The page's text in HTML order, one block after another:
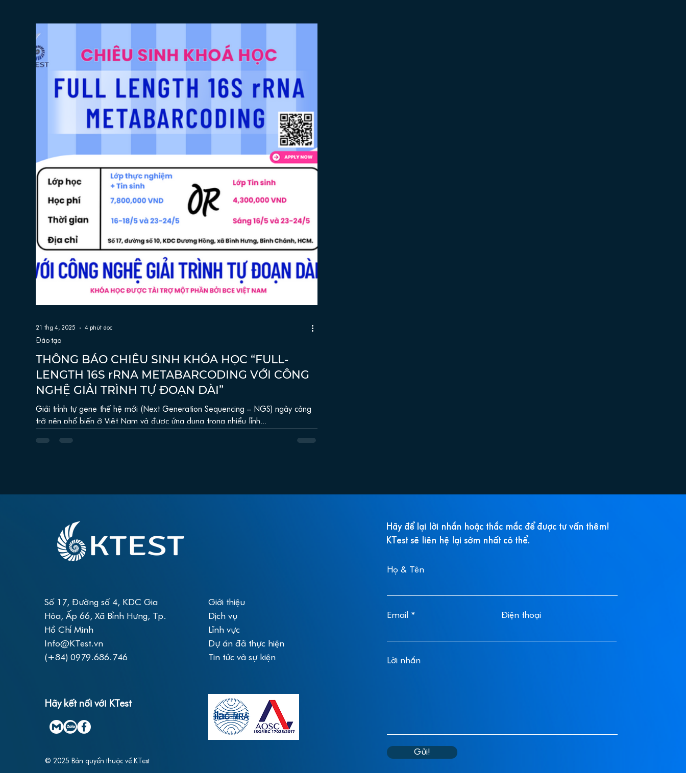
THÔNG BÁO CHIÊU SINH KHÓA HỌC “FULL-
LENGTH 16S rRNA METABARCODING VỚI CÔNG
NGHỆ GIẢI TRÌNH TỰ ĐOẠN DÀI”
Giải trình tự gene thế hệ mới (Next Generation Sequencing – NGS) ngày càng
trở nên phổ biến ở Việt Nam và được ứng dụng trong nhiều lĩnh...
Đào tạo
21 thg 4, 2025 4 phút đọc
Số 17, Đường số 4, KDC Gia
Hòa, Ấp 66, Xã Bình Hưng, Tp.
Hồ Chí Minh
Info@KTest.vn
(+84) 0979.686.746
Hãy kết nối với KTest
Giới thiệu
Dịch vụ
Lĩnh vực
Dự án đã thực hiện
Tin tức và sự kiện
© 2025 Bản quyền thuộc về KTest
Hãy để lại lời nhắn hoặc thắc mắc để được tư vấn thêm!
KTest sẽ liên hệ lại sớm nhất có thể.
Họ & Tên
Email Điện thoại
Lời nhắn
Gửi!